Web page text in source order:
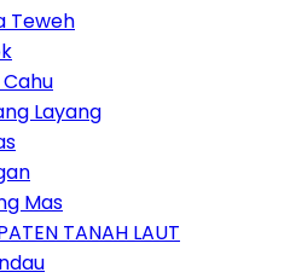
Teweh
Layang
Mas
TANAH LAUT